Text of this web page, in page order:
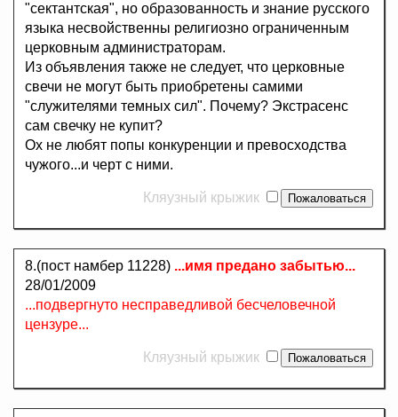
"сектантская", но образованность и знание русского
языка несвойственны религиозно ограниченным
церковным администраторам.
Из объявления также не следует, что церковные
свечи не могут быть приобретены самими
"служителями темных сил". Почему? Экстрасенс
сам свечку не купит?
Ох не любят попы конкуренции и превосходства
чужого...и черт с ними.
Кляузный крыжик
8.(пост намбер 11228) ...имя предано забытью...
28/01/2009
...подвергнуто несправедливой бесчеловечной
цензуре...
Кляузный крыжик